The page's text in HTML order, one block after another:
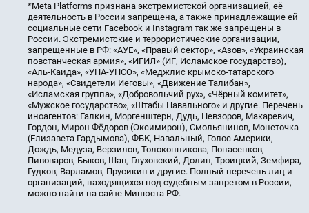
*Meta Platforms признана экстремистской организацией, её
деятельность в России запрещена, а также принадлежащие ей
социальные сети Facebook и Instagram так же запрещены в
России. Экстремистские и террористические организации,
запрещенные в РФ: «АУЕ», «Правый сектор», «Азов», «Украинская
повстанческая армия», «ИГИЛ» (ИГ, Исламское государство),
«Аль-Каида», «УНА-УНСО», «Меджлис крымско-татарского
народа», «Свидетели Иеговы», «Движение Талибан»,
«Исламская группа», «Добровольчий рух», «Чёрный комитет»,
«Мужское государство», «Штабы Навального» и другие. Перечень
иноагентов: Галкин, Моргенштерн, Дудь, Невзоров, Макаревич,
Гордон, Мирон Фёдоров (Оксимирон), Смольянинов, Монеточка
(Елизавета Гардымова), ФБК, Навальный, Голос Америки,
Дождь, Медуза, Верзилов, Толоконникова, Понасенков,
Пивоваров, Быков, Шац, Глуховский, Долин, Троицкий, Земфира,
Гудков, Варламов, Прусикин и другие. Полный перечень лиц и
организаций, находящихся под судебным запретом в России,
можно найти на сайте Минюста РФ.